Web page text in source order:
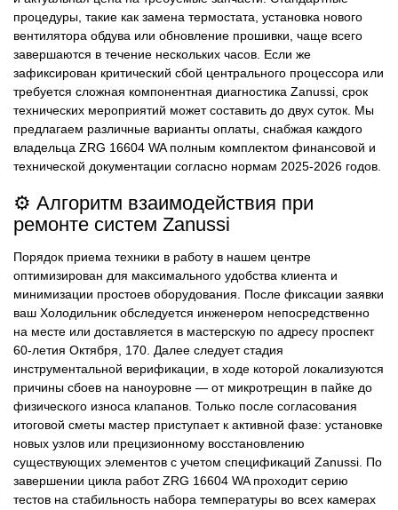
процедуры, такие как замена термостата, установка нового
вентилятора обдува или обновление прошивки, чаще всего
завершаются в течение нескольких часов. Если же
зафиксирован критический сбой центрального процессора или
требуется сложная компонентная диагностика Zanussi, срок
технических мероприятий может составить до двух суток. Мы
предлагаем различные варианты оплаты, снабжая каждого
владельца ZRG 16604 WA полным комплектом финансовой и
технической документации согласно нормам 2025-2026 годов.
⚙️ Алгоритм взаимодействия при
ремонте систем Zanussi
Порядок приема техники в работу в нашем центре
оптимизирован для максимального удобства клиента и
минимизации простоев оборудования. После фиксации заявки
ваш Холодильник обследуется инженером непосредственно
на месте или доставляется в мастерскую по адресу проспект
60-летия Октября, 170. Далее следует стадия
инструментальной верификации, в ходе которой локализуются
причины сбоев на наноуровне — от микротрещин в пайке до
физического износа клапанов. Только после согласования
итоговой сметы мастер приступает к активной фазе: установке
новых узлов или прецизионному восстановлению
существующих элементов с учетом спецификаций Zanussi. По
завершении цикла работ ZRG 16604 WA проходит серию
тестов на стабильность набора температуры во всех камерах